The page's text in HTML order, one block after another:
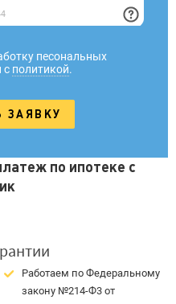
песональных
с политикой.
по ипотеке с
Работаем по Федеральному
закону №214-Ф3 от